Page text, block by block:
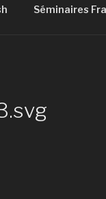
Séminaires